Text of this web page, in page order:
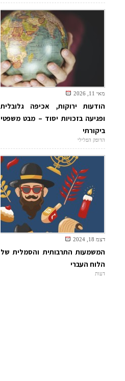
מאי 11, 2026
הודעות ירוקות, אכיפה גלובלית
ופגיעה בזכויות יסוד – מבט משפטי
ביקורתי
הדופק הפלילי
דצמ 18, 2024
המשמעות התרבותית והסמלית של
הלוח העברי
דעות